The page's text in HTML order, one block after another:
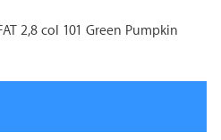
2,8 col 101 Green Pumpkin